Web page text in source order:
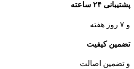
پشتیبانی ۲۴ ساعته
و ۷ روز هفته
تضمین کیفیت
و تضمین اصالت